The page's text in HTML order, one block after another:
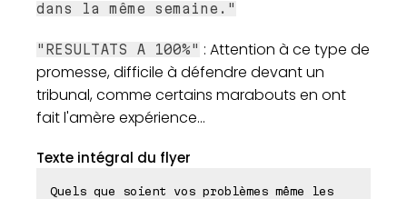
dans la même semaine."
"RESULTATS A 100%" : Attention à ce type de
promesse, difficile à défendre devant un
tribunal, comme certains marabouts en ont
fait l'amère expérience...
Texte intégral du flyer
Quels que soient vos problèmes même les